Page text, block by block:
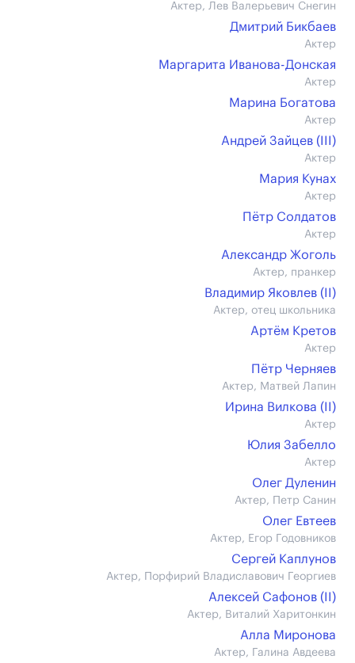
Актер, Лев Валерьевич Снегин
Дмитрий Бикбаев
Актер
Маргарита Иванова-Донская
Актер
Марина Богатова
Актер
Андрей Зайцев (III)
Актер
Мария Кунах
Актер
Пётр Солдатов
Актер
Александр Жоголь
Актер, пранкер
Владимир Яковлев (II)
Актер, отец школьника
Артём Кретов
Актер
Пётр Черняев
Актер, Матвей Лапин
Ирина Вилкова (II)
Актер
Юлия Забелло
Актер
Олег Дуленин
Актер, Петр Санин
Олег Евтеев
Актер, Егор Годовников
Сергей Каплунов
Актер, Порфирий Владиславович Георгиев
Алексей Сафонов (II)
Актер, Виталий Харитонкин
Алла Миронова
Актер, Галина Авдеева